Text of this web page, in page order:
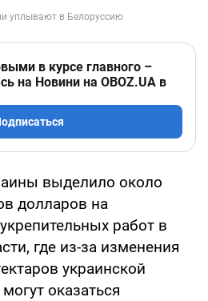
в курсе главного –
на Новини на OBOZ.UA в
выделило около
долларов на
работ в
где из-за изменения
украинской
оказаться